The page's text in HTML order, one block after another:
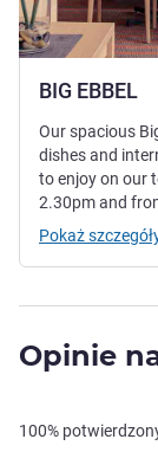
BIG EBBEL
Our spacious
dishes and
to enjoy on our
2.30pm and
Pokaż
Opinie
100%